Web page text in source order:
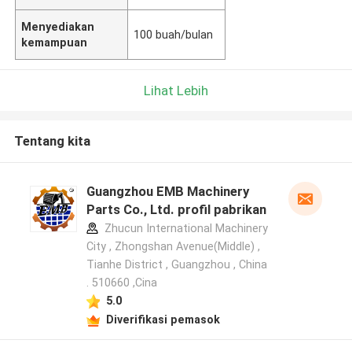
Menyediakan
kemampuan
100 buah/bulan
Lihat Lebih
Tentang kita
Guangzhou EMB Machinery
Parts Co., Ltd. profil pabrikan
Zhucun International Machinery
City , Zhongshan Avenue(Middle) ,
Tianhe District , Guangzhou , China
. 510660 ,Cina
5.0
Diverifikasi pemasok